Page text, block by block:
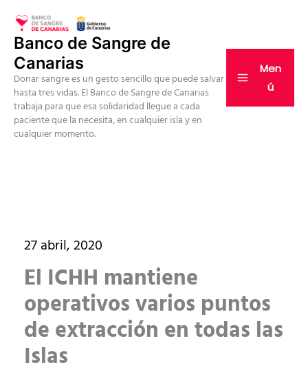
contenido
Banco de Sangre de
Canarias
Donar sangre es un gesto sencillo que puede salvar
hasta tres vidas. El Banco de Sangre de Canarias
trabaja para que esa solidaridad llegue a cada
paciente que la necesita, en cualquier isla y en
cualquier momento.
Men
ú
27 abril, 2020
El ICHH mantiene
operativos varios puntos
de extracción en todas las
Islas